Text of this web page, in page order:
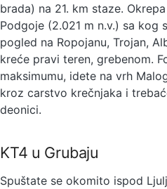
brada) na 21. km staze.
Podgoje (2.021 m n.v.) sa kog
pogled na Ropojanu, Trojan,
kreće pravi teren, grebenom.
maksimumu, idete na vrh
kroz carstvo krečnjaka i
deonici.
KT4 u Grubaju
Spuštate se okomito ispod